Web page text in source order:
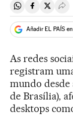
Compartir en
Compartir
Añadir EL PAÍS
As redes
registram
mundo desde
de Brasília),
desktops